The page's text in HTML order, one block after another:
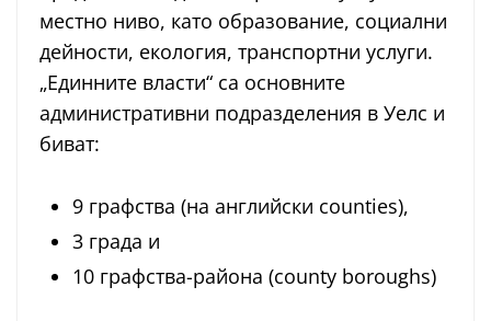
местно ниво, като образование, социални
дейности, екология, транспортни услуги.
„Единните власти“ са основните
административни подразделения в Уелс и
биват:
9 графства (на английски counties),
3 града и
10 графства-района (county boroughs)